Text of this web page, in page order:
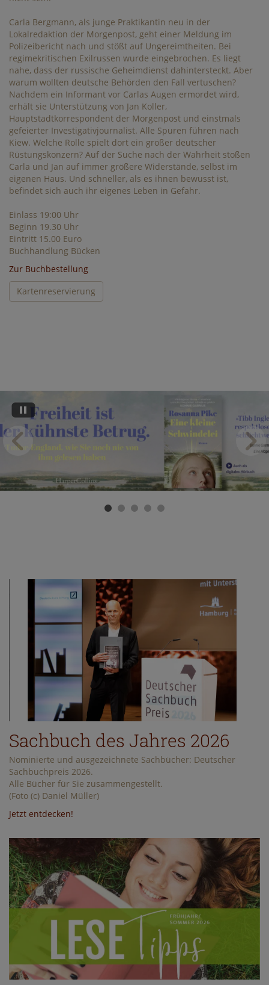
Carla Bergmann, als junge Praktikantin neu in der
Lokalredaktion der Morgenpost, geht einer Meldung im
Polizeibericht nach und stößt auf Ungereimtheiten. Bei
regimekritischen Exilrussen wurde eingebrochen. Es liegt
nahe, dass der russische Geheimdienst dahintersteckt. Aber
warum wollten deutsche Behörden den Fall vertuschen?
Nachdem ein Informant vor Carlas Augen ermordet wird,
erhält sie Unterstützung von Jan Koller,
Hauptstadtkorrespondent der Morgenpost und einstmals
gefeierter Investigativjournalist. Alle Spuren führen nach
Kiew. Welche Rolle spielt dort ein großer deutscher
Rüstungskonzern? Auf der Suche nach der Wahrheit stoßen
Carla und Jan auf immer größere Widerstände, selbst im
eigenen Haus. Und schneller, als es ihnen bewusst ist,
befindet sich auch ihr eigenes Leben in Gefahr.
Einlass 19:00 Uhr
Beginn 19.30 Uhr
Eintritt 15.00 Euro
Buchhandlung Bücken
Zur Buchbestellung
Kartenreservierung
Sachbuch des Jahres 2026
Nominierte und ausgezeichnete Sachbücher: Deutscher
Sachbuchpreis 2026.
Alle Bücher für Sie zusammengestellt.
(Foto (c) Daniel Müller)
Jetzt entdecken!